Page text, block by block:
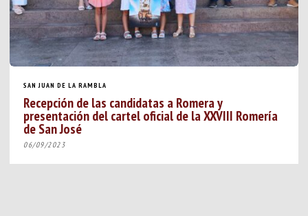
SAN JUAN DE LA RAMBLA
Recepción de las candidatas a Romera y
presentación del cartel oficial de la XXVIII Romería
de San José
06/09/2023